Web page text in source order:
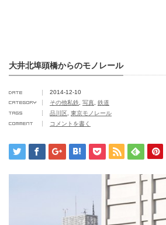
大井北埠頭橋からのモノレール
2014-12-10
その他私鉄 写真
鉄道
品川区 東京モノレール
コメントを書く